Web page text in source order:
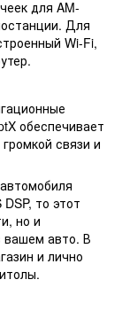
для AM-
Для
Wi-Fi,
обеспечивает
связи и
то этот
но и
авто. В
и лично